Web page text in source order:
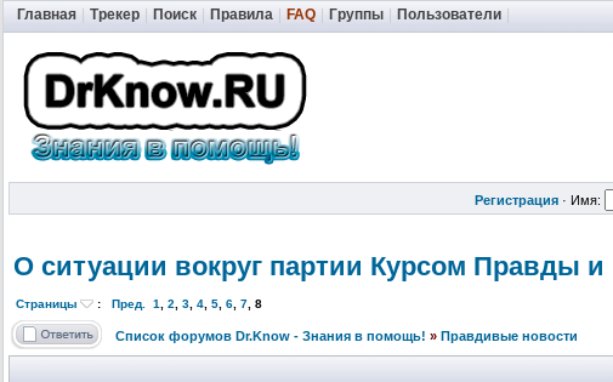
Главная Трекер Поиск Правила FAQ Группы Пользователи
Регистрация · Имя:
О ситуации вокруг партии Курсом Правды
Страницы : Пред. 1, 2, 3, 4, 5, 6, 7, 8
Список форумов Dr.Know - Знания в помощь! » Правдивые новости